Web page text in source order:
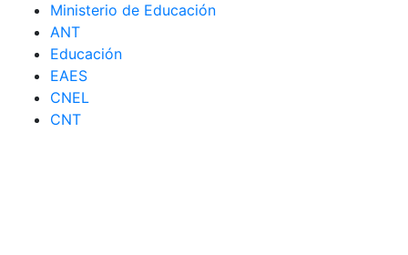
Ministerio de Educación
ANT
Educación
EAES
CNEL
CNT